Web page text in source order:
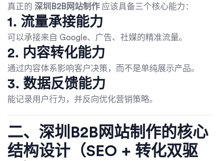
真正的 深圳B2B网站制作 应该具备三个核心能力：
1. 流量承接能力
可以承接来自 Google、广告、社媒的精准流量。
2. 内容转化能力
通过内容体系影响客户决策，而不是单纯展示产品。
3. 数据反馈能力
能记录用户行为，并反向优化营销策略。
二、深圳B2B网站制作的核心
结构设计（SEO + 转化双驱